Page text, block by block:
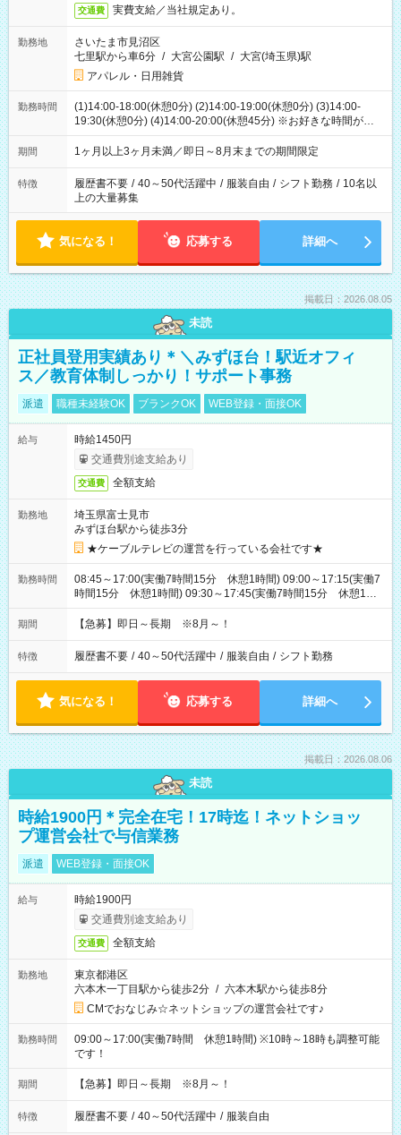
交通費 実費支給／当社規定あり。
勤務地
さいたま市見沼区
七里駅から車6分 / 大宮公園駅 / 大宮(埼玉県)駅
アパレル・日用雑貨
勤務時間
(1)14:00-18:00(休憩0分) (2)14:00-19:00(休憩0分) (3)14:00-
19:30(休憩0分) (4)14:00-20:00(休憩45分) ※お好きな時間が選べ
ます
期間 1ヶ月以上3ヶ月未満／即日～8月末までの期間限定
特徴 履歴書不要 / 40～50代活躍中 / 服装自由 / シフト勤務 / 10名以
上の大量募集
気になる！ 応募する 詳細へ
掲載日：2026.08.05
未読
正社員登用実績あり＊＼みずほ台！駅近オフィ
ス／教育体制しっかり！サポート事務
派遣 職種未経験OK ブランクOK WEB登録・面接OK
給与
時給1450円
交通費別途支給あり
交通費 全額支給
勤務地
埼玉県富士見市
みずほ台駅から徒歩3分
★ケーブルテレビの運営を行っている会社です★
勤務時間
08:45～17:00(実働7時間15分 休憩1時間) 09:00～17:15(実働7
時間15分 休憩1時間) 09:30～17:45(実働7時間15分 休憩1時
間) ※11:45～20:00：週1回程度遅番あります(在宅勤務OK) ※配
属チームにより
期間 【急募】即日～長期 ※8月～！
特徴 履歴書不要 / 40～50代活躍中 / 服装自由 / シフト勤務
気になる！ 応募する 詳細へ
掲載日：2026.08.06
未読
時給1900円＊完全在宅！17時迄！ネットショッ
プ運営会社で与信業務
派遣 WEB登録・面接OK
給与
時給1900円
交通費別途支給あり
交通費 全額支給
勤務地
東京都港区
六本木一丁目駅から徒歩2分 / 六本木駅から徒歩8分
CMでおなじみ☆ネットショップの運営会社です♪
勤務時間
09:00～17:00(実働7時間 休憩1時間) ※10時～18時も調整可能
です！
期間 【急募】即日～長期 ※8月～！
特徴 履歴書不要 / 40～50代活躍中 / 服装自由